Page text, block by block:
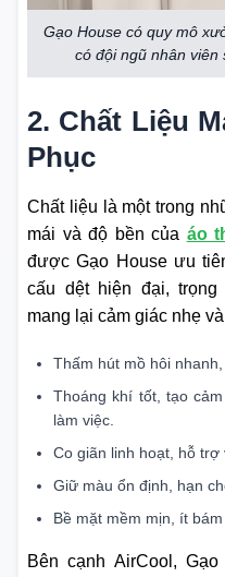
Gạo House có quy mô
có đội ngũ nhân viên
2. Chất Liệu
Phục
Chất liệu là một trong
mái và độ bền của áo
được Gạo House ưu
cấu dệt hiện đại,
mang lại cảm giác nhẹ
Thấm hút mồ hôi
Thoáng khí tốt, tạo
làm việc.
Co giãn linh hoạt, hỗ trợ
Giữ màu ổn định, hạn
Bề mặt mềm mịn, ít bám
Bên cạnh AirCool,